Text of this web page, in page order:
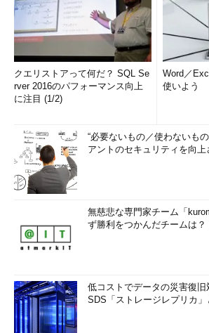
クエリストアって何だ？ SQL Se
rver 2016のパフォーマンス向上
に注目 (1/2)
Word／
使いよう
“必要ないもの／使わないも
アントのセキュリティを向上
無慈悲な専門家チーム「
ず勝利をつかんだチームは？
低コストでデータの災害復
SDS「ストレージレプリカ」